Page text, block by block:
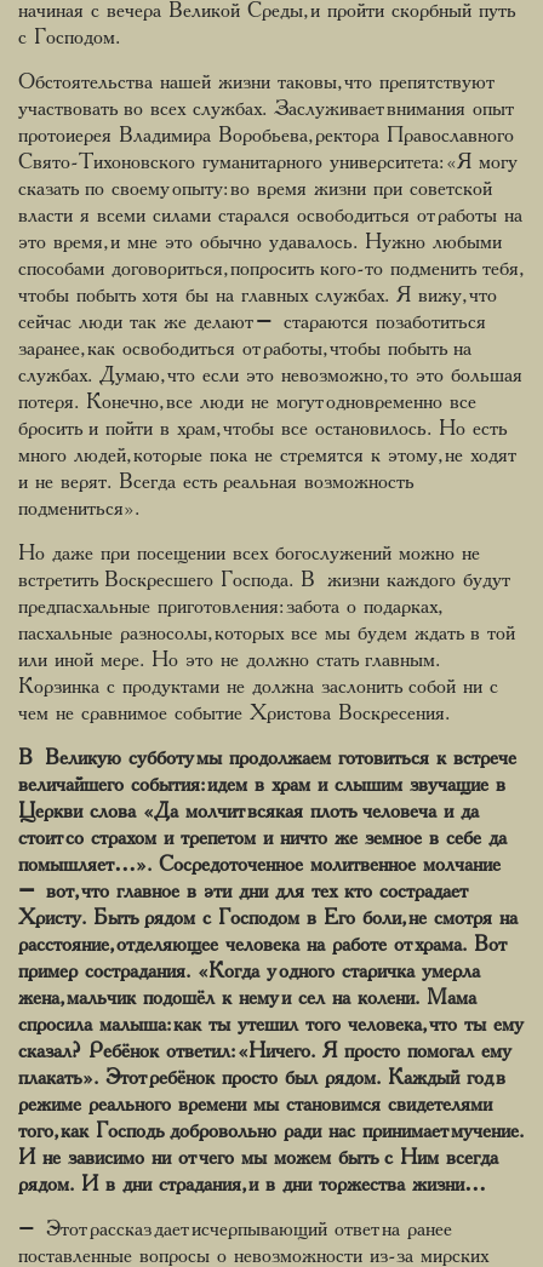
начиная с вечера Великой Среды, и пройти скорбный путь
с Господом.
Обстоятельства нашей жизни таковы, что препятствуют
участвовать во всех службах. Заслуживает внимания опыт
протоиерея Владимира Воробьева, ректора Православного
Свято-Тихоновского гуманитарного университета: «Я могу
сказать по своему опыту: во время жизни при советской
власти я всеми силами старался освободиться от работы на
это время, и мне это обычно удавалось. Нужно любыми
способами договориться, попросить кого-то подменить тебя,
чтобы побыть хотя бы на главных службах. Я вижу, что
сейчас люди так же делают – стараются позаботиться
заранее, как освободиться от работы, чтобы побыть на
службах. Думаю, что если это невозможно, то это большая
потеря. Конечно, все люди не могут одновременно все
бросить и пойти в храм, чтобы все остановилось. Но есть
много людей, которые пока не стремятся к этому, не ходят
и не верят. Всегда есть реальная возможность
подмениться».
Но даже при посещении всех богослужений можно не
встретить Воскресшего Господа. В жизни каждого будут
предпасхальные приготовления: забота о подарках,
пасхальные разносолы, которых все мы будем ждать в той
или иной мере. Но это не должно стать главным.
Корзинка с продуктами не должна заслонить собой ни с
чем не сравнимое событие Христова Воскресения.
В Великую субботу мы продолжаем готовиться к встрече
величайшего события: идем в храм и слышим звучащие в
Церкви слова «Да молчит всякая плоть человеча и да
стоит со страхом и трепетом и ничто же земное в себе да
помышляет…». Сосредоточенное молитвенное молчание
– вот, что главное в эти дни для тех кто сострадает
Христу. Быть рядом с Господом в Его боли, не смотря на
расстояние, отделяющее человека на работе от храма. Вот
пример сострадания. «Когда у одного старичка умерла
жена, мальчик подошёл к нему и сел на колени. Мама
спросила малыша: как ты утешил того человека, что ты ему
сказал? Ребёнок ответил: «Ничего. Я просто помогал ему
плакать». Этот ребёнок просто был рядом. Каждый год в
режиме реального времени мы становимся свидетелями
того, как Господь добровольно ради нас принимает мучение.
И не зависимо ни от чего мы можем быть с Ним всегда
рядом. И в дни страдания, и в дни торжества жизни…
– Этот рассказ дает исчерпывающий ответ на ранее
поставленные вопросы о невозможности из-за мирских